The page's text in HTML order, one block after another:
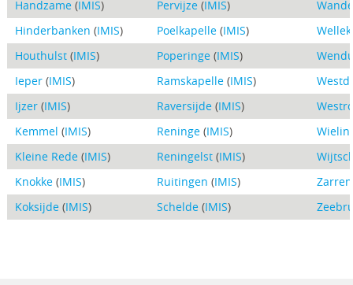
Handzame(IMIS) Pervijze(IMIS)
Hinderbanken (IMIS) Poelkapelle(IMIS)
Houthulst(IMIS) Poperinge(IMIS)
Ieper(IMIS) Ramskapelle(IMIS)
Ijzer(IMIS) Raversijde(IMIS)
Kemmel (IMIS) Reninge(IMIS)
Kleine Rede(IMIS) Reningelst(IMIS)
Knokke(IMIS) Ruitingen (IMIS) Zarren
Koksijde(IMIS) Schelde(IMIS)